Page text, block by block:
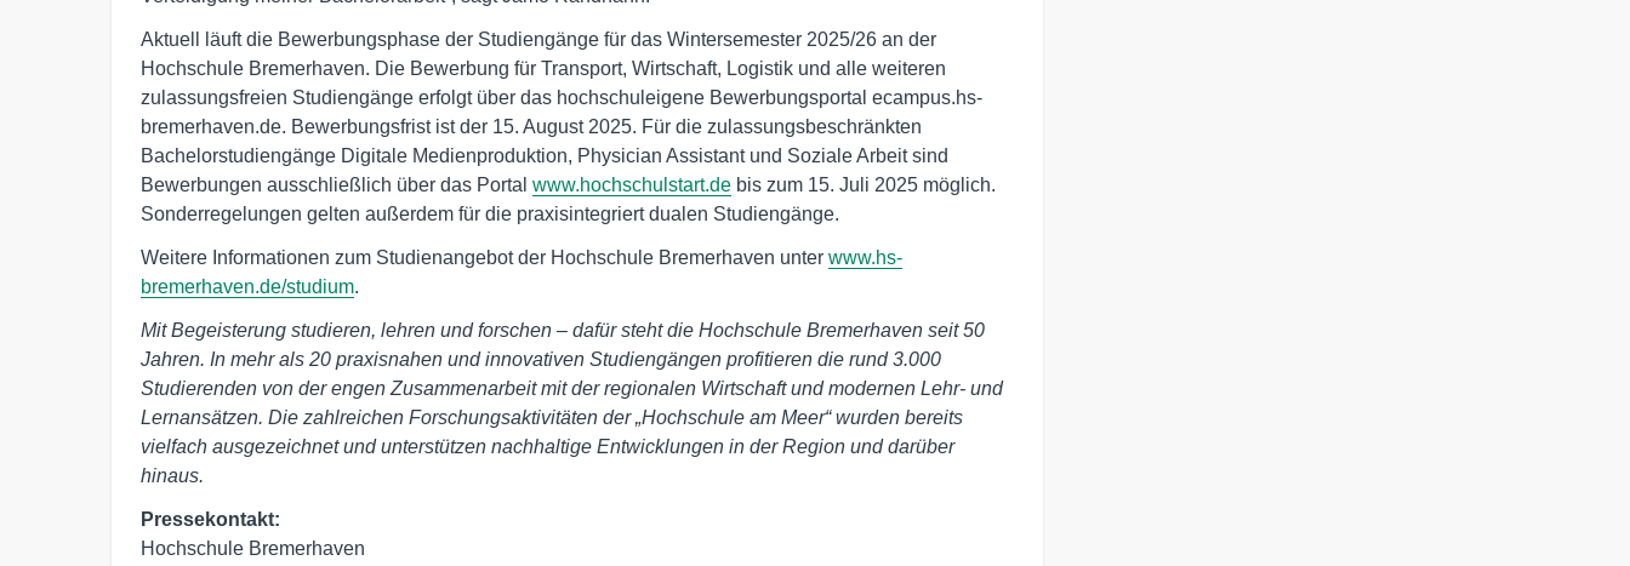
Aktuell läuft die Bewerbungsphase der Studiengänge für das Wintersemester 2025/26 an der
Hochschule Bremerhaven. Die Bewerbung für Transport, Wirtschaft, Logistik und alle weiteren
zulassungsfreien Studiengänge erfolgt über das hochschuleigene Bewerbungsportal ecampus.hs-
bremerhaven.de. Bewerbungsfrist ist der 15. August 2025. Für die zulassungsbeschränkten
Bachelorstudiengänge Digitale Medienproduktion, Physician Assistant und Soziale Arbeit sind
Bewerbungen ausschließlich über das Portal www.hochschulstart.de bis zum 15. Juli 2025 möglich.
Sonderregelungen gelten außerdem für die praxisintegriert dualen Studiengänge.
Weitere Informationen zum Studienangebot der Hochschule Bremerhaven unter www.hs-
bremerhaven.de/studium.
Mit Begeisterung studieren, lehren und forschen – dafür steht die Hochschule Bremerhaven seit 50
Jahren. In mehr als 20 praxisnahen und innovativen Studiengängen profitieren die rund 3.000
Studierenden von der engen Zusammenarbeit mit der regionalen Wirtschaft und modernen Lehr- und
Lernansätzen. Die zahlreichen Forschungsaktivitäten der „Hochschule am Meer“ wurden bereits
vielfach ausgezeichnet und unterstützen nachhaltige Entwicklungen in der Region und darüber
hinaus.
Pressekontakt:
Hochschule Bremerhaven